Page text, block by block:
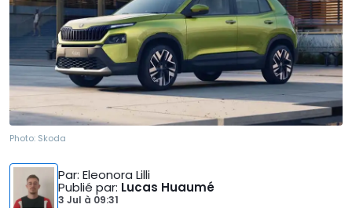
Photo: Skoda
Par: Eleonora Lilli
Publié par: Lucas Huaumé
3 Jul à 09:31